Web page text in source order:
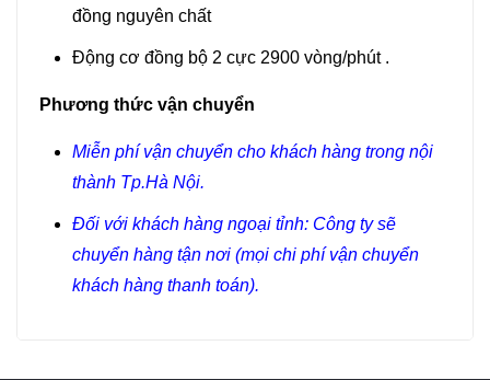
đồng nguyên chất
Động cơ đồng bộ 2 cực 2900 vòng/phút .
Phương thức vận chuyển
Miễn phí vận chuyển cho khách hàng trong nội
thành Tp.Hà Nội.
Đối với khách hàng ngoại tỉnh: Công ty sẽ
chuyển hàng tận nơi (mọi chi phí vận chuyển
khách hàng thanh toán).